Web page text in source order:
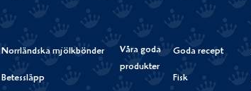
Norrländska mjölkbönder
Betessläpp
Våra goda
produkter
Goda recept
Fisk